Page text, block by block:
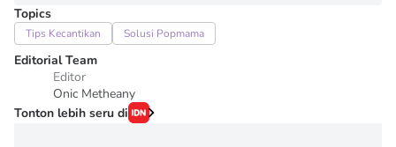
Topics
Tips Kecantikan Solusi Popmama
Editorial Team
Editor
Onic Metheany
Tonton lebih seru di